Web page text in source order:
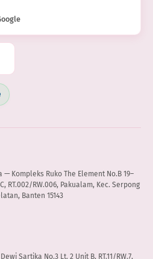
— Kompleks Ruko The Element No.B 19–
RT.002/RW.006, Pakualam, Kec. Serpong
Banten 15143
Sartika No.3 Lt. 2 Unit B, RT.11/RW.7,